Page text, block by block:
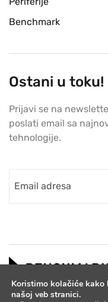
Benchmark
Ostani u toku!
Prijavi se na
poslati email sa
tehnologije.
Koristimo kolačiće kako
našoj veb stranici.